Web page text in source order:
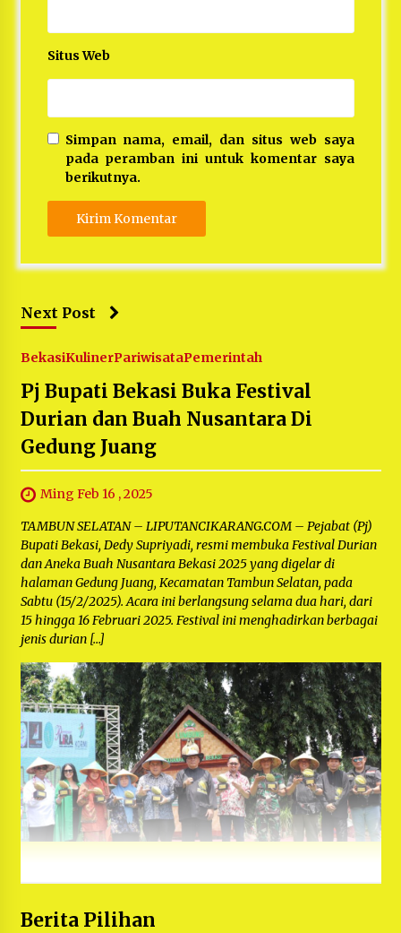
Situs Web
Simpan nama, email, dan situs web saya
pada peramban ini untuk komentar saya
berikutnya.
Next Post
BekasiKulinerPariwisataPemerintah
Pj Bupati Bekasi Buka Festival
Durian dan Buah Nusantara Di
Gedung Juang
Ming Feb 16 , 2025
TAMBUN SELATAN – LIPUTANCIKARANG.COM – Pejabat (Pj)
Bupati Bekasi, Dedy Supriyadi, resmi membuka Festival Durian
dan Aneka Buah Nusantara Bekasi 2025 yang digelar di
halaman Gedung Juang, Kecamatan Tambun Selatan, pada
Sabtu (15/2/2025). Acara ini berlangsung selama dua hari, dari
15 hingga 16 Februari 2025. Festival ini menghadirkan berbagai
jenis durian […]
Berita Pilihan